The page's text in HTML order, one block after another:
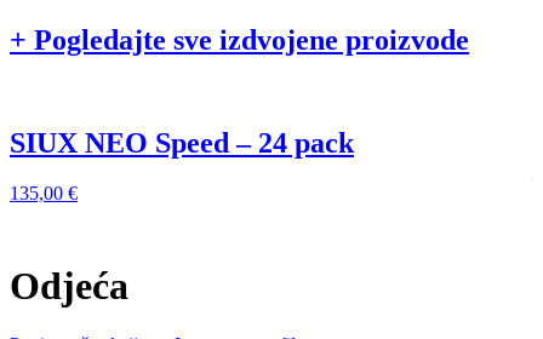
+ Pogledajte sve izdvojene proizvode
SIUX NEO Speed – 24 pack
135,00 €
Odjeća